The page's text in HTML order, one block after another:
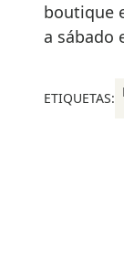
boutique
a sábado
ETIQUETAS: